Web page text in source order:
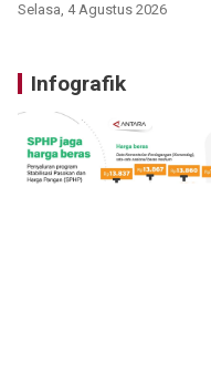
Selasa, 4 Agustus 2026
Infografik